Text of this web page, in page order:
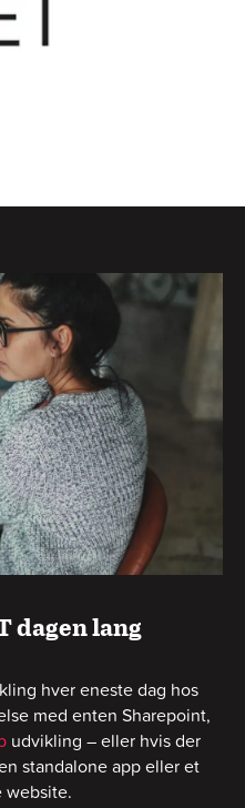
dagen lang
hver eneste dag hos
med enten Sharepoint,
udvikling – eller hvis der
standalone app eller et
website.